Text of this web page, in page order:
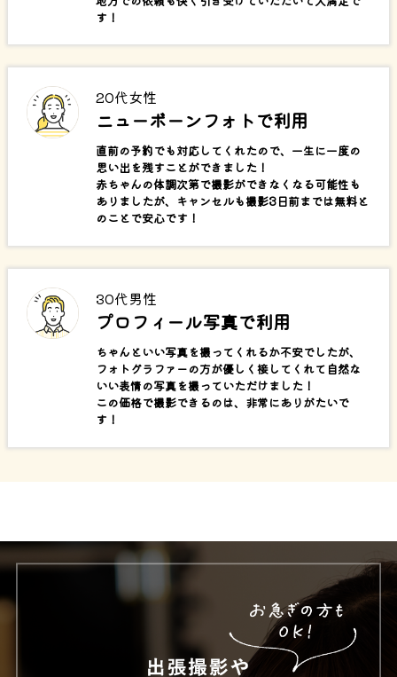
す！
20代女性
ニューボーンフォトで利用
直前の予約でも対応してくれたので、一生に一度の
思い出を残すことができました！
赤ちゃんの体調次第で撮影ができなくなる可能性も
ありましたが、キャンセルも撮影3日前までは無料と
のことで安心です！
30代男性
プロフィール写真で利用
ちゃんといい写真を撮ってくれるか不安でしたが、
フォトグラファーの方が優しく接してくれて自然な
いい表情の写真を撮っていただけました！
この価格で撮影できるのは、非常にありがたいで
す！